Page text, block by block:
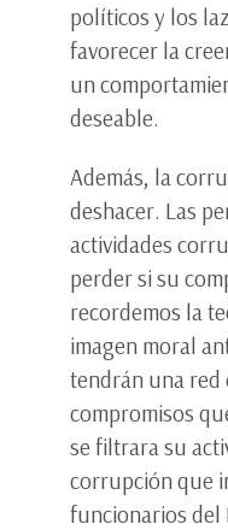
políticos y los
favorecer la
un
deseable.
Además, la
deshacer. Las
actividades
perder si su
recordemos la
imagen moral
tendrán una red
compromisos
se filtrara su
corrupción que
funcionarios del